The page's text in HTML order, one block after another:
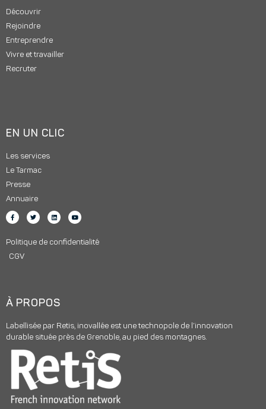
Découvrir
Rejoindre
Entreprendre
Vivre et travailler
Recruter
EN UN CLIC
Les services
Le Tarmac
Presse
Annuaire
Politique de confidentialité
CGV
À PROPOS
Labellisée par Retis, inovallée est une technopole de l’innovation
durable située près de Grenoble, au pied des montagnes.